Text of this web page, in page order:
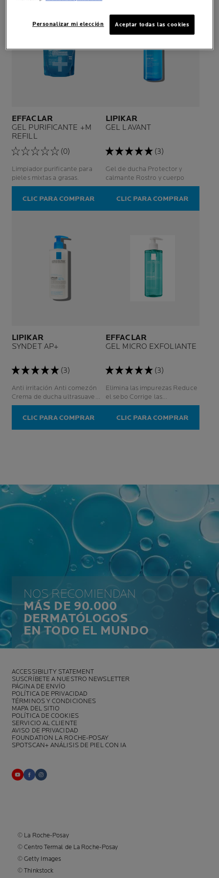
EFFACLAR
GEL PURIFICANTE +M
REFILL
(0)
Limpiador purificante para
pieles mixtas a grasas.
CLIC PARA COMPRAR
LIPIKAR
GEL LAVANT
(3)
Gel de ducha Protector y
calmante Rostro y cuerpo
CLIC PARA COMPRAR
LIPIKAR
SYNDET AP+
(3)
Anti irritación Anti comezón
Crema de ducha ultrasuave
Rostro y cuerpo
CLIC PARA COMPRAR
EFFACLAR
GEL MICRO EXFOLIANTE
(3)
Elimina las impurezas Reduce
el sebo Corrige las
imperfecciones y marcas
persistentes
CLIC PARA COMPRAR
NOS RECOMIENDAN
MÁS DE 90.000
DERMATÓLOGOS
EN TODO EL MUNDO
ACCESSIBILITY STATEMENT
SUSCRÍBETE A NUESTRO NEWSLETTER
PÁGINA DE ENVÍO
POLÍTICA DE PRIVACIDAD
TÉRMINOS Y CONDICIONES
MAPA DEL SITIO
POLÍTICA DE COOKIES
SERVICIO AL CLIENTE
AVISO DE PRIVACIDAD
FOUNDATION LA ROCHE-POSAY
SPOTSCAN+ ANÁLISIS DE PIEL CON IA
© La Roche-Posay
© Centro Termal de La Roche-Posay
© Getty Images
© Thinkstock
Aceptar todas las cookies
Personalizar mi elección